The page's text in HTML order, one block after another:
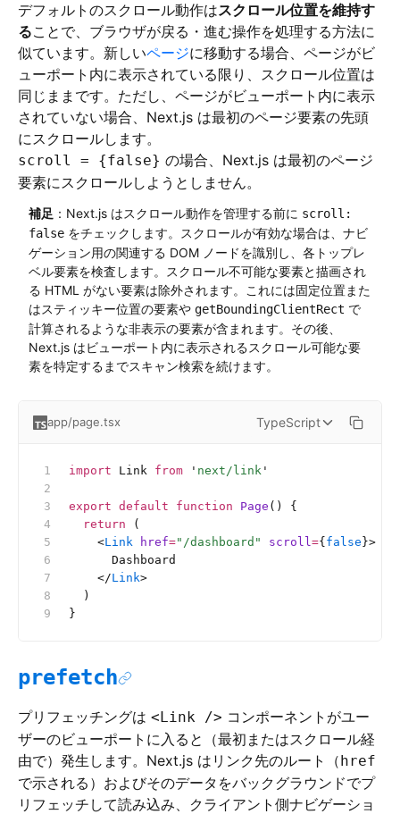
デフォルトのスクロール動作はスクロール位置を維持す
ることで、ブラウザが戻る・進む操作を処理する方法に
似ています。新しいページに移動する場合、ページがビ
ューポート内に表示されている限り、スクロール位置は
同じままです。ただし、ページがビューポート内に表示
されていない場合、Next.js は最初のページ要素の先頭
にスクロールします。
scroll = {false} の場合、Next.js は最初のページ
要素にスクロールしようとしません。
補足 ：Next.js はスクロール動作を管理する前に scroll:
false をチェックします。スクロールが有効な場合は、ナビ
ゲーション用の関連する DOM ノードを識別し、各トップレ
ベル要素を検査します。スクロール不可能な要素と描画され
る HTML がない要素は除外されます。これには固定位置また
はスティッキー位置の要素や getBoundingClientRect で
計算されるような非表示の要素が含まれます。その後、
Next.js はビューポート内に表示されるスクロール可能な要
素を特定するまでスキャン検索を続けます。
app/page.tsx TypeScript
import Link from ' next/link '
export default function Page () {
  return
(
    <
Link href="/dashboard" scroll={ false }>
      Dashboard
    </
Link>
  )
}
prefetch
プリフェッチングは <Link /> コンポーネントがユー
ザーのビューポートに入ると（最初またはスクロール経
由で）発生します。Next.js はリンク先のルート（href
で示される）およびそのデータをバックグラウンドでプ
リフェッチして読み込み、クライアント側ナビゲーショ